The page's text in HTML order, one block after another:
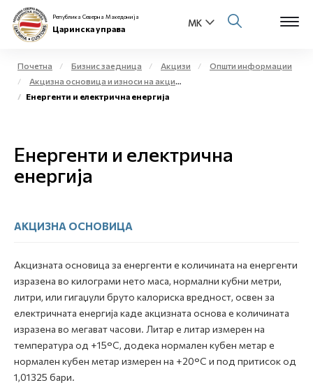
За нас
Бизнис заедница
Е-Весник
Република Северна Македонија
Царинска управа
Почетна Бизнис заедница Акцизи
Општи информации
Акцизна основица и износи на акциза
Енергенти и електрична енергија
Енергенти и електрична
енергија
АКЦИЗНА ОСНОВИЦА
Акцизната основица за енергенти е количината на енергенти
изразена во килограми нето маса, нормални кубни метри,
литри, или гигаџули бруто калориска вредност, освен за
електричната енергија каде акцизната основа е количината
изразена во мегават часови. Литар е литар измерен на
температура од +15°C, додека нормален кубен метар е
нормален кубен метар измерен на +20°C и под притисок од
1,01325 бари.